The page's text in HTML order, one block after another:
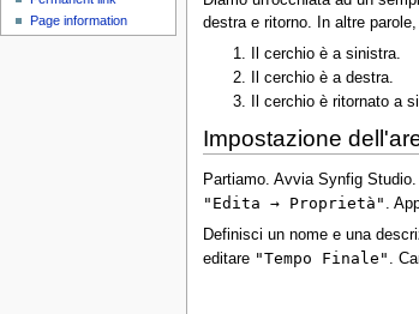
destra e ritorno. In altre
Il cerchio è a sinistra.
Il cerchio è a destra.
Il cerchio è ritornato a
Impostazione
Partiamo. Avvia Synfig
"Edita → Proprietà"
.
Definisci un nome e una
editare "Tempo Finale" .
Page information